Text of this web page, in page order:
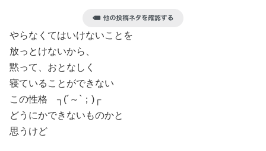
やらなくてはいけないことを
放っとけないから、
黙って、おとなしく
寝ていることができない
この性格 ┐(´～`；)┌
どうにかできないものかと
思うけど